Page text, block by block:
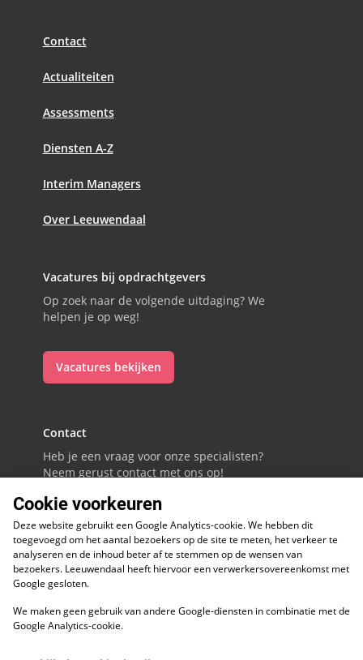
Contact
Actualiteiten
Assessments
Diensten A-Z
Interim Managers
Over Leeuwendaal
Contact
Heb je een vraag voor onze specialisten?
Neem gerust contact met ons op!
088 - 0086800
Volg ons op LinkedIn
Vacatures bij opdrachtgevers
Op zoek naar de volgende uitdaging? We
helpen je op weg!
Vacatures bekijken
ESG
Diversiteit en inclusie
Cookie voorkeuren
Deze website gebruikt een Google Analytics-cookie. We hebben dit
toegevoegd om het aantal bezoekers op de site te meten, het verkeer te
analyseren en de inhoud beter af te stemmen op de wensen van
bezoekers. Leeuwendaal heeft hiervoor een verwerkersovereenkomst met
Google gesloten.
We maken geen gebruik van andere Google-diensten in combinatie met de
Google Analytics-cookie.